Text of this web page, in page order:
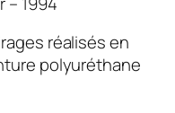
réalisés en
polyuréthane